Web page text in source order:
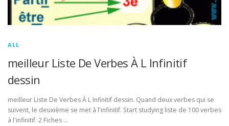
ALL
meilleur Liste De Verbes À L Infinitif
dessin
meilleur Liste De Verbes À L Infinitif dessin. Quand deux verbes qui se
suivent, le deuxième se met à l'infinitif. Start studying liste de 100 verbes
à l'infinitif. 2 Fiches …